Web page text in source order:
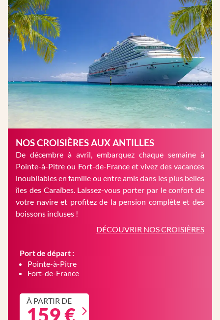
NOS CROISIÈRES AUX ANTILLES
De décembre à avril, embarquez chaque semaine à
Pointe-à-Pitre ou Fort-de-France et vivez des vacances
inoubliables en famille ou entre amis dans les plus belles
îles des Caraïbes. Laissez-vous porter par le confort de
votre navire et profitez de la pension complète et des
boissons incluses !
DÉCOUVRIR NOS CROISIÈRES
Port de départ :
Pointe-à-Pitre
Fort-de-France
À PARTIR DE
159 €